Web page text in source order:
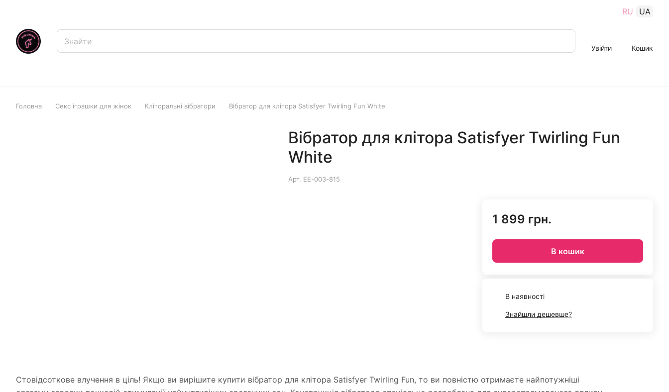
RU UA
Увійти Кошик
Головна Секс іграшки для жінок Кліторальні вібратори Вібратор для клітора Satisfyer Twirling Fun White
Вібратор для клітора Satisfyer Twirling Fun
White
Арт. EE-003-815
1 899 грн.
В кошик
В наявності
Знайшли дешевше?
Стовідсоткове влучення в ціль! Якщо ви вирішите купити вібратор для клітора Satisfyer Twirling Fun, то ви повністю отримаєте найпотужніші